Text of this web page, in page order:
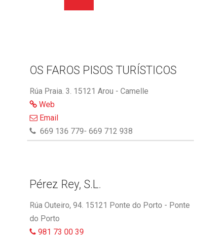
OS FAROS PISOS TURÍSTICOS
Rúa Praia. 3. 15121 Arou - Camelle
Web
Email
669 136 779- 669 712 938
Pérez Rey, S.L.
Rúa Outeiro, 94. 15121 Ponte do Porto - Ponte
do Porto
981 73 00 39